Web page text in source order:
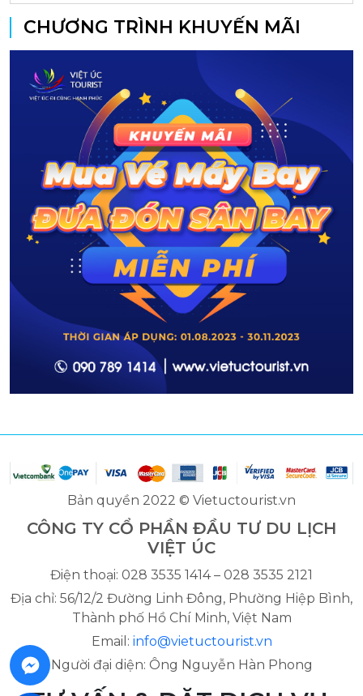
CHƯƠNG TRÌNH KHUYẾN MÃI
Bản quyền 2022 © Vietuctourist.vn
CÔNG TY CỔ PHẦN ĐẦU TƯ DU LỊCH
VIỆT ÚC
Điện thoại: 028 3535 1414 – 028 3535 2121
Địa chỉ: 56/12/2 Đường Linh Đông, Phường Hiệp Bình,
Thành phố Hồ Chí Minh, Việt Nam
Email: info@vietuctourist.vn
Người đại diện: Ông Nguyễn Hàn Phong